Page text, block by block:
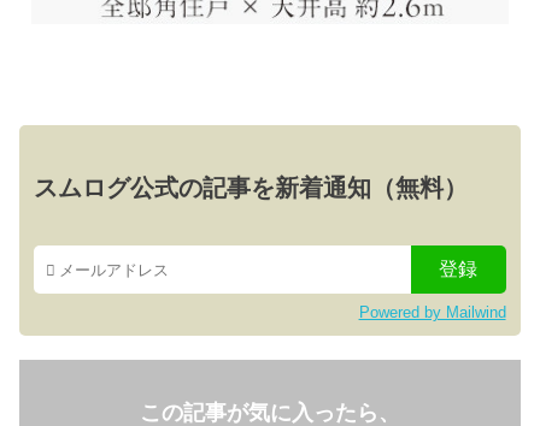
スムログ公式の記事を新着通知（無料）
Powered by Mailwind
この記事が気に入ったら、